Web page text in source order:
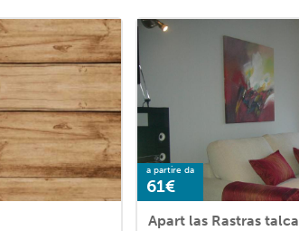
a partire da
61€
Apart las Rastras talca